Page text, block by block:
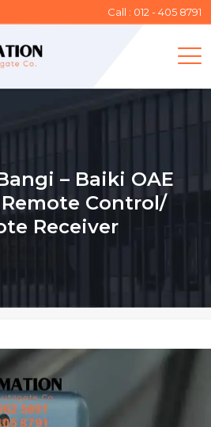
Call : 012 - 405 8791
– Baiki OAE
Control/
Receiver